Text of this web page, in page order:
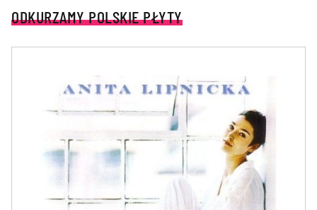
ODKURZAMY POLSKIE PŁYTY